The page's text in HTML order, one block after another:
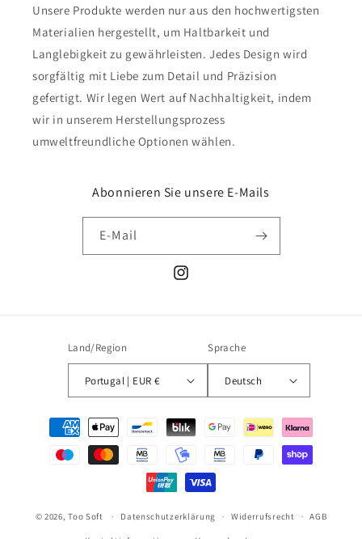
Unsere Produkte werden nur aus den hochwertigsten
Materialien hergestellt, um Haltbarkeit und
Langlebigkeit zu gewährleisten. Jedes Design wird
sorgfältig mit Liebe zum Detail und Präzision
gefertigt. Wir legen Wert auf Nachhaltigkeit, indem
wir in unserem Herstellungsprozess
umweltfreundliche Optionen wählen.
Abonnieren Sie unsere E-Mails
E-Mail
Instagram
Land/Region
Portugal | EUR €
Sprache
Deutsch
Zahlungsmethoden
© 2026,Too Soft Datenschutzerklärung Widerrufsrecht AGB